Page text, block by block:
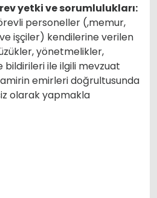
yetki ve sorumlulukları:
personeller (,memur,
işçiler) kendilerine verilen
yönetmelikler,
bildirileri ile ilgili mevzuat
emirleri doğrultusunda
olarak yapmakla